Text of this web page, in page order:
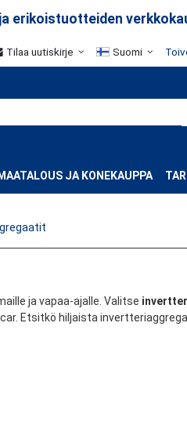
erikoistuotteiden
Tilaa uutiskirje Suomi
JA KONEKAUPPA
ja vapaa-ajalle. Valitse
Etsitkö hiljaista